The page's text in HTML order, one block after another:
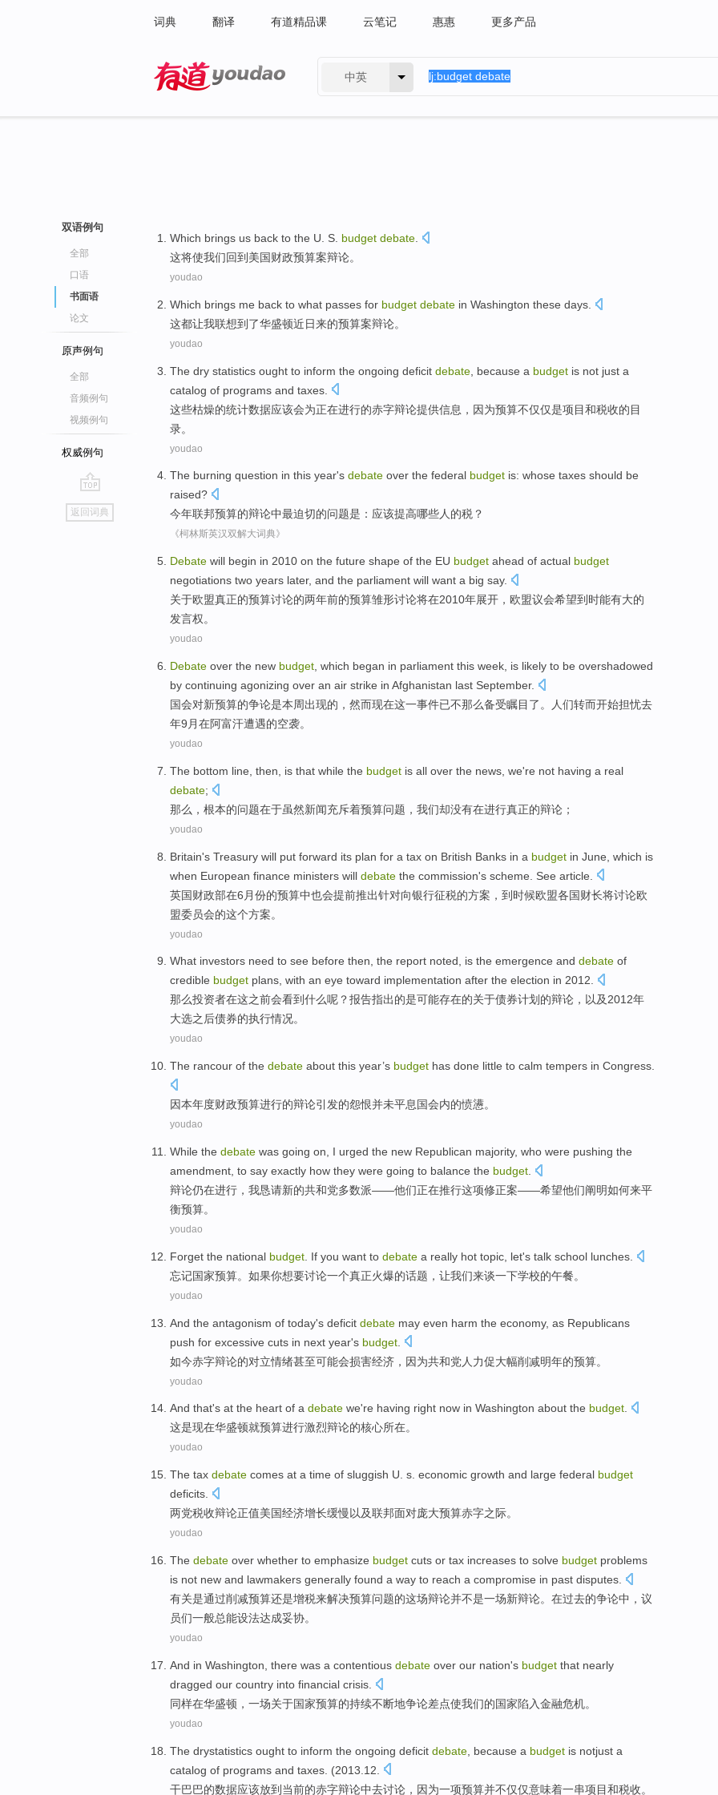
词典 翻译 有道精品课 云笔记 惠惠 更多产品
中英
双语例句
全部
口语
书面语
论文
原声例句
全部
音频例句
视频例句
权威例句
go
top
返回词典
Which brings us back to the U. S. budget debate
这将使我们回到 美国财政预算案辩论。
youdao
Which brings me back to what passes for budget debate in Washington these days
这都让我联想到了华盛顿近日来的预算案辩论。
youdao
The dry statistics ought to inform the ongoing deficit debate because a budget is not just a
catalog of programs and taxes
这些枯燥的统计数据应该会为正在进行的赤字辩论提供信息， 因为预算不仅仅是项目和税收的目
录。
youdao
The burning question in this year's debate over the federal budget is: whose taxes should be
raised?
今年联邦预算的辩论中最迫切的问题是 ： 应该提高哪些人的税 ？
《柯林斯英汉双解大词典》
Debate will begin in 2010 on the future shape of the EU budget ahead of actual budget
negotiations two years later, and the parliament will want a big say.
关于欧盟真正的预算讨论的两年前的预算雏形讨论将在2010年展开，欧盟议会希望到时能有大的
发言权。
youdao
Debate over the new budget which began in parliament this week is likely to be overshadowed
by continuing agonizing over an air strike in Afghanistan last September.
国会对新预算的争论是本周出现的，然而现在这一事件已不那么备受瞩目 了。人们转而开始担忧去
年9月在阿富汗遭遇的空袭。
youdao
The bottom line, then is that while the budget is all over the news we're not having a real
debate;
那么 ， 根本的问题在于虽然新闻充斥着预算问题， 我们却没有在进行真正的辩论 ；
youdao
Britain's Treasury will put forward its plan for a tax on British Banks in a budget in June which is
when European finance ministers will debate the commission's scheme . See article.
英国财政部在6月份的预算中也会提前推出针对向银行征税的方案 ， 到时候欧盟各国财长将讨论欧
盟委员会的这个方案。
youdao
What investors need to see before then, the report noted, is the emergence and debate of
credible budget plans, with an eye toward implementation after the election in 2012.
那么投资者在这之前会看到什么呢？报告指出的是可能存在的关于债券计划 的辩论 ， 以及2012年
大选之后债券的执行情况。
youdao
The rancour of the debate about this year’s budget has done little to calm tempers in Congress
因本年度财政预算进行的辩论引发的怨恨并未平息国会内的愤懑。
youdao
While the debate was going on I urged the new Republican majority, who were pushing the
amendment , to say exactly how they were going to balance the budget
辩论仍在进行 ， 我恳请新的共和党多数派——他们正在推行这项修正案——希望他们阐明如何来平
衡预算。
youdao
Forget the national budget If you want to debate a really hot topic let's talk school lunches
忘记国家预算。 如果你想要讨论一个真正火爆的话题 ， 让我们来谈一下学校的午餐。
youdao
And the antagonism of today's deficit debate may even harm the economy, as Republicans
push for excessive cuts in next year's budget
如今赤字辩论的对立情绪甚至可能会损害经济 ， 因为共和党人 力促大幅削减明年的预算。
youdao
And that's at the heart of a debate we're having right now in Washington about the budget.
这是现在华盛顿就预算进行激烈辩论的核心所在。
youdao
The tax debate comes at a time of sluggish U. s. economic growth and large federal budget
deficits
两党税收辩论正值美国经济增长缓慢以及联邦面对庞大预算赤字之际。
youdao
The debate over whether to emphasize budget cuts or tax increases to solve budget problems
is not new and lawmakers generally found a way to reach a compromise in past disputes
有关是通过削减预算还是增税来解决预算问题的这场辩论并不是一场新辩论。在过去的争论中， 议
员们一般总能设法达成妥协。
youdao
And in Washington , there was a contentious debate over our nation's budget that nearly
dragged our country into financial crisis
同样在华盛顿 ， 一场关于国家预算的持续不断地争论差点使我们的国家陷入金融危机。
youdao
The drystatistics ought to inform the ongoing deficit debate because a budget is notjust a
catalog of programs and taxes . (2013.12.
干巴巴的数据应该放到当前的赤字辩论中去讨论， 因为一项预算并不仅仅意味着一串项目和税收。